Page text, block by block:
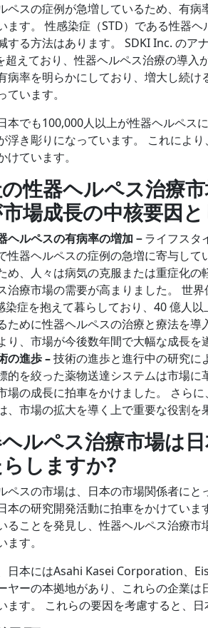
ペスの症例が急増しているため、有
ます。 性感染症（STD）である性器
する方法はあります。 SDKI Inc. のア
超えており、性器ヘルペス治療の導入
病率を明らかにしており、増大し続
ています。
本でも100,000人以上が性器ヘルペス
浮き彫りになっています。 これによ
けています。
性器ヘルペス治療
場成長の中核要因
ヘルペスの有病率の増加－ライフスタ
性器ヘルペスの症例の急増に寄与し
め、人々は病気の克服または重症化
治療市場の需要が高まりました。 世
染症を抱えて暮らしており、40 億人
ために性器ヘルペスの治療と療法を
り、市場が今後数年間で大幅な成長を
の進歩 –技術の進歩と進行中の研究に
的を絞った薬物送達システムは市場
場の成長に拍車をかけました。 さら
、市場の拡大を導く上で重要な役割を
ルペス治療市場は
らしますか?
ペスの市場は、日本の市場関係者に
本の研究開発活動に拍車をかけてい
ることを発見し、性器ヘルペス治療
ます。
日本にはAsahi Kasei Corporation、
ヤーの本拠地があり、これらの企業
ます。 これらの要因を考慮すると、